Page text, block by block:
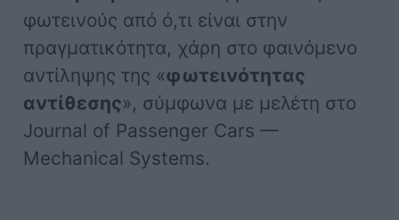
φωτεινούς από ό,τι είναι στην
πραγματικότητα, χάρη στο φαινόμενο
αντίληψης της «φωτεινότητας
αντίθεσης», σύμφωνα με μελέτη στο
Journal of Passenger Cars —
Mechanical Systems.